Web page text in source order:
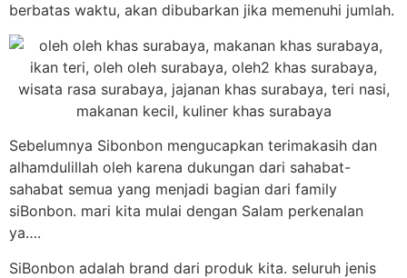
berbatas waktu, akan dibubarkan jika memenuhi jumlah.
Sebelumnya Sibonbon mengucapkan terimakasih dan
alhamdulillah oleh karena dukungan dari sahabat-
sahabat semua yang menjadi bagian dari family
siBonbon. mari kita mulai dengan Salam perkenalan
ya….
SiBonbon adalah brand dari produk kita. seluruh jenis